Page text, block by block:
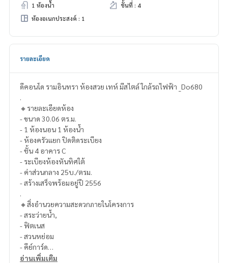
1 ห้องน้ำ
ชั้นที่ : 4
ห้องอเนกประสงค์ : 1
รายละเอียด
ดีคอนโด รามอินทรา ห้องสวย เทห์ มีสไตล์ ใกล้รถไฟฟ้า _Do680
.
🔸รายละเอียดห้อง
- ขนาด 30.06 ตร.ม.
- 1 ห้องนอน 1 ห้องน้ำ
- ห้องครัวแยก ปิดติดระเบียง
- ชั้น 4 อาคาร C
- ระเบียงห้องหันทิศใต้
- ค่าส่วนกลาง 25บ./ตรม.
- สร้างเสร็จพร้อมอยู่ปี 2556
.
🔸สิ่งอำนวยความสะดวกภายในโครงการ
- สระว่ายน้ำ,
- ฟิตเนส
- สวนหย่อม
- คีย์การ์ด
- รปภ.
อ่านเพิ่มเติม